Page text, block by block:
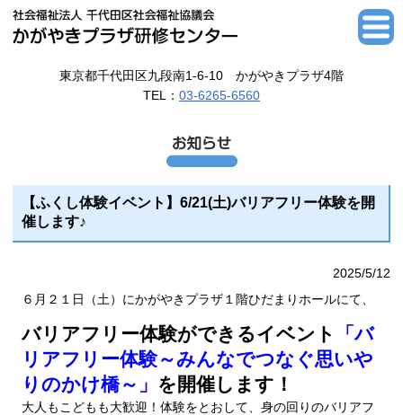
東京都千代田区九段南1-6-10 かがやきプラザ4階
TEL： 03-6265-6560
【ふくし体験イベント】6/21(土)バリアフリー体験を開
催します♪
2025/5/12
６月２１日（土）にかがやきプラザ１階ひだまりホールにて、
バリアフリー体験ができるイベント
「バ
リアフリー体験～みんなでつなぐ思いや
りのかけ橋～」 を開催します！
大人もこどもも大歓迎！体験をとおして、身の回りのバリアフ